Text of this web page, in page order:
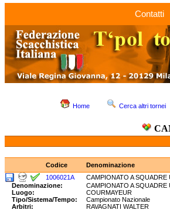
Contatti
Home Cerca altri tornei
Codice Denominazione
1006021A
CAMPIONATO A SQUADRE
Denominazione:
CAMPIONATO A
Luogo:
COURMAYEUR
Tipo/Sistema/Tempo:
Campionato Nazionale
Arbitri:
RAVAGNATI WALTER